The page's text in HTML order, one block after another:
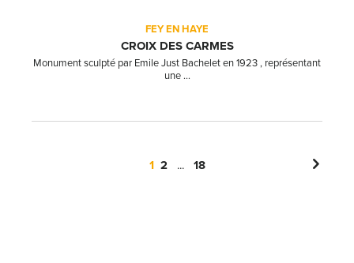
FEY EN HAYE
CROIX DES CARMES
Monument sculpté par Emile Just Bachelet en 1923 , représentant
une ...
1 2 ... 18